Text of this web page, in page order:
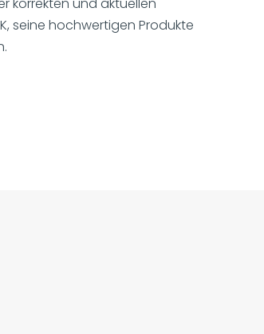
seine hochwertigen Produkte